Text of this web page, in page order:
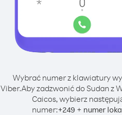
Wybrać numer z klawiatury
Viber.Aby zadzwonić do Sudan z
Caicos, wybierz
numer:+249 + numer